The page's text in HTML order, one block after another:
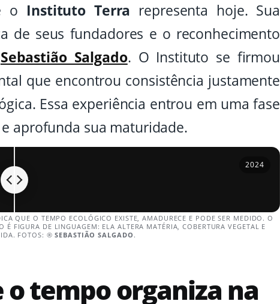
o Instituto Terra representa hoje. Sua
de seus fundadores e o reconhecimento
Sebastião Salgado. O Instituto se firmou
que encontrou consistência justamente
Essa experiência entrou em uma fase
aprofunda sua maturidade.
2024
QUE O TEMPO ECOLÓGICO EXISTE, AMADURECE E PODE SER MEDIDO. O
FIGURA DE LINGUAGEM: ELA ALTERA MATÉRIA, COBERTURA VEGETAL E
FOTOS: ®SEBASTIÃO SALGADO .
o tempo organiza na